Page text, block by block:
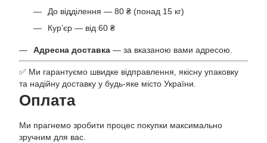
До відділення — 80 ₴ (понад 15 кг)
Кур’єр — від 60 ₴
Адресна доставка — за вказаною вами адресою.
✅ Ми гарантуємо швидке відправлення, якісну упаковку
та надійну доставку у будь-яке місто України.
Оплата
Ми прагнемо зробити процес покупки максимально
зручним для вас.